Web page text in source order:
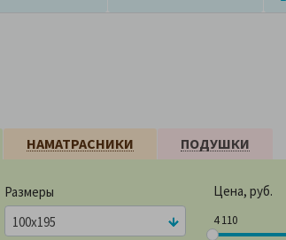
НАМАТРАСНИКИ ПОДУШКИ
Размеры
100x195
Цена, руб.
4 110
4 110